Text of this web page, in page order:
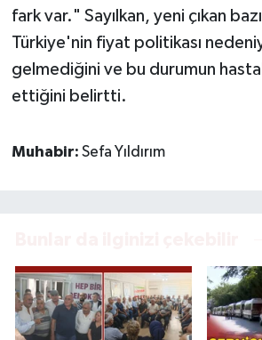
fark var." Sayılkan, yeni çıkan
Türkiye'nin fiyat politikası
gelmediğini ve bu durumun
ettiğini belirtti.
Muhabir: Sefa Yıldırım